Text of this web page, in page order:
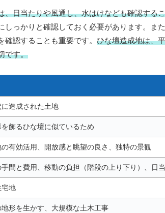
、日当たりや風通し、水はけなども確認する
しっかりと確認しておく必要があります。
認することも重要です。 ひな壇造成地は、
です。
に造成された土地
飾るひな壇に似ているため
有効活用、開放感と眺望の良さ、独特の景観
間と費用、移動の負担（階段の上り下り）、日
宅地
地形を生かす、大規模な土木工事